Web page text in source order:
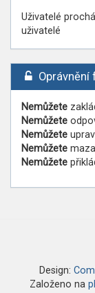
Uživatelé
uživatelé
Oprávnění
Nemůžete
Nemůžete
Nemůžete
Nemůžete
Nemůžete
Design:
Založeno na